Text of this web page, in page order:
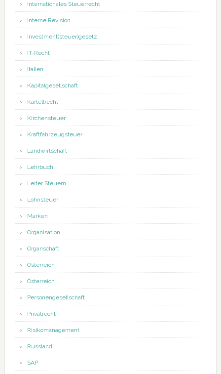
Internationales Steuerrecht
Interne Revision
Investment(steuer)gesetz
IT-Recht
Italien
Kapitalgesellschaft
Kartellrecht
Kirchensteuer
Kraftfahrzeugsteuer
Landwirtschaft
Lehrbuch
Leiter Steuern
Lohnsteuer
Marken
Organisation
Organschaft
Österreich
Österreich
Personengesellschaft
Privatrecht
Risikomanagement
Russland
SAP